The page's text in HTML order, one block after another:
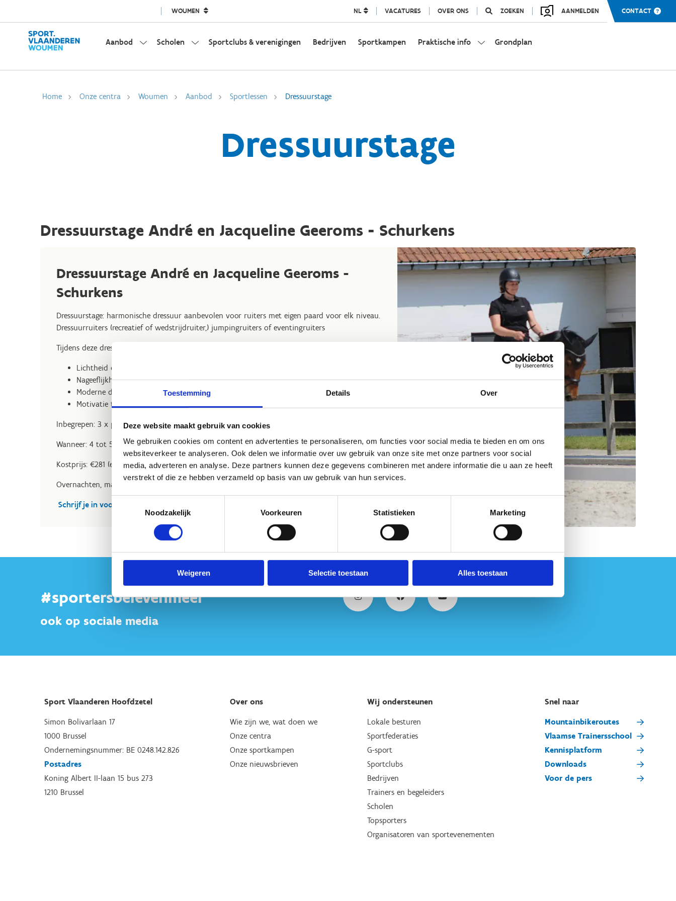
Toestemming Details Over
Deze website maakt gebruik van cookies
We gebruiken cookies om content en advertenties te personaliseren, om functies voor social media te bieden en om ons
websiteverkeer te analyseren. Ook delen we informatie over uw gebruik van onze site met onze partners voor social
media, adverteren en analyse. Deze partners kunnen deze gegevens combineren met andere informatie die u aan ze heeft
verstrekt of die ze hebben verzameld op basis van uw gebruik van hun services.
Noodzakelijk
Voorkeuren Statistieken Marketing
Weigeren Selectie toestaan Alles toestaan
WOUMEN NL VACATURES OVER ONS ZOEKEN AANMELDEN CONTACT
Aanbod Scholen Sportclubs & verenigingen Bedrijven Sportkampen Praktische info Grondplan
Home Onze centra Woumen Aanbod Sportlessen Dressuurstage
Dressuurstage
Dressuurstage André en Jacqueline Geeroms - Schurkens
Dressuurstage André en Jacqueline Geeroms -
Schurkens
Dressuurstage: harmonische dressuur aanbevolen voor ruiters met eigen paard voor elk niveau.
Dressuurruiters (recreatief of wedstrijdruiter,) jumpingruiters of eventingruiters
Tijdens deze dressuurstage leer je:
Lichtheid en looplust combineren
Nageeflijkheid en impuls leren beheersen
Moderne dressuur met klassieke inslag
Motivatie technieken voor paard en ruiter
Inbegrepen: 3 x privé dressuurles en presentatie
Wanneer: 4 tot 5 oktober 2025.
Kostprijs: €281 (externaat met lunch - exclusief stalgeld).
Overnachten, maaltijden en stal is mogelijk.
Schrijf je in voor de dressuurstage
#sportersbelevenmeer
ook op sociale media
Sport Vlaanderen Hoofdzetel
Simon Bolivarlaan 17
1000 Brussel
Ondernemingsnummer: BE 0248.142.826
Postadres
Koning Albert II-laan 15 bus 273
1210 Brussel
Over ons
Wie zijn we, wat doen we
Onze centra
Onze sportkampen
Onze nieuwsbrieven
Wij ondersteunen
Lokale besturen
Sportfederaties
G-sport
Sportclubs
Bedrijven
Trainers en begeleiders
Scholen
Topsporters
Organisatoren van sportevenementen
Snel naar
Mountainbikeroutes
Vlaamse Trainersschool
Kennisplatform
Downloads
Voor de pers